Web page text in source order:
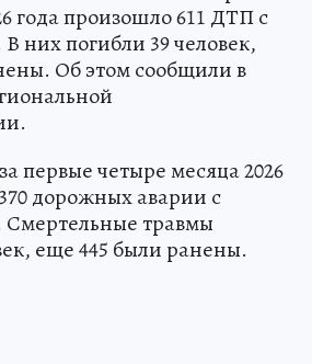
года произошло 611 ДТП с
них погибли 39 человек,
Об этом сообщили в
первые четыре месяца 2026
дорожных аварии с
травмы
еще 445 были ранены.